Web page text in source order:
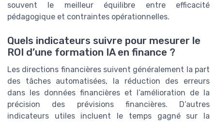
souvent le meilleur équilibre entre efficacité
pédagogique et contraintes opérationnelles.
Quels indicateurs suivre pour mesurer le
ROI d’une formation IA en finance ?
Les directions financières suivent généralement la part
des tâches automatisées, la réduction des erreurs
dans les données financières et l’amélioration de la
précision des prévisions financières. D’autres
indicateurs utiles incluent le temps gagné sur la